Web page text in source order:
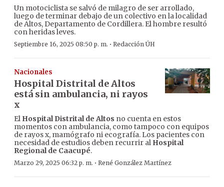
Un motociclista se salvó de milagro de ser arrollado,
luego de terminar debajo de un colectivo en la localidad
de Altos, Departamento de Cordillera. El hombre resultó
con heridas leves.
Septiembre 16, 2025 08:50 p. m. · Redacción ÚH
Nacionales
Hospital Distrital de Altos
está sin ambulancia, ni rayos
x
El Hospital Distrital de Altos no cuenta en estos
momentos con ambulancia, como tampoco con equipos
de rayos x, mamógrafo ni ecografía. Los pacientes con
necesidad de estudios deben recurrir al Hospital
Regional de Caacupé.
Marzo 29, 2025 06:32 p. m. · René González Martínez